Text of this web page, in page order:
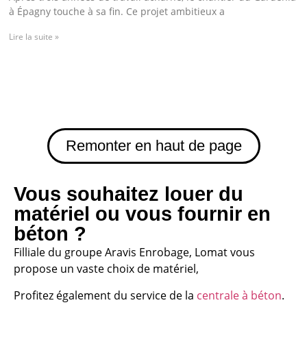
à Épagny touche à sa fin. Ce projet ambitieux a
Lire la suite »
Remonter en haut de page
Vous souhaitez louer du
matériel ou vous fournir en
béton ?
Filliale du groupe Aravis Enrobage, Lomat vous
propose un vaste choix de matériel,
Profitez également du service de la centrale à béton.